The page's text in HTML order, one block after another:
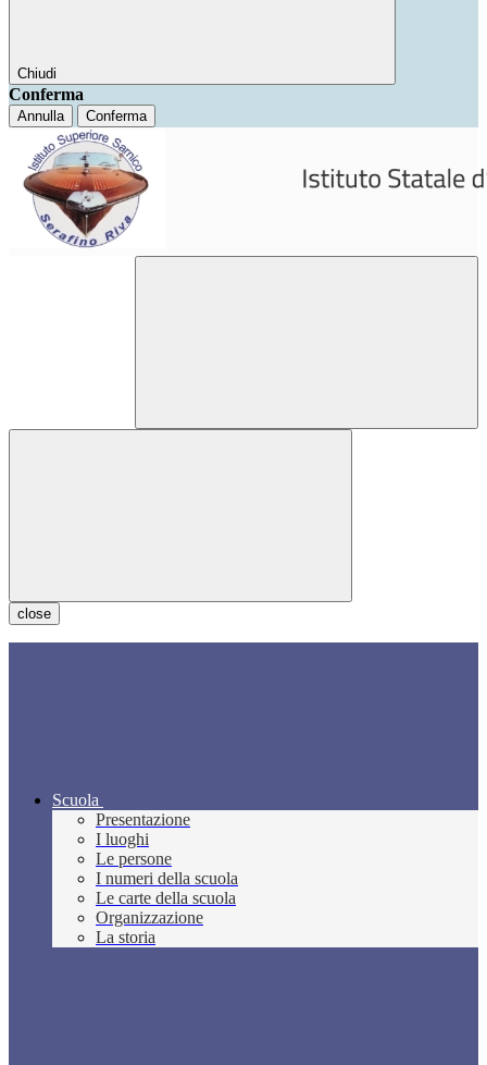
Chiudi
Conferma
Annulla Conferma
close
Scuola
Presentazione
I luoghi
Le persone
I numeri della scuola
Le carte della scuola
Organizzazione
La storia